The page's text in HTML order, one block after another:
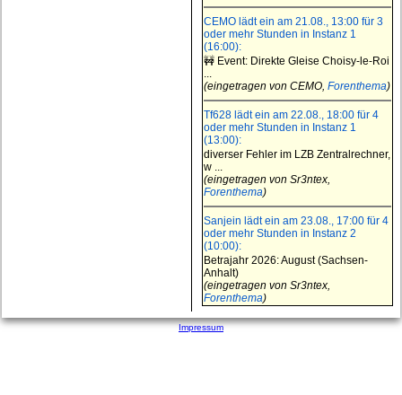
CEMO lädt ein am 21.08., 13:00 für 3
oder mehr Stunden in Instanz 1
(16:00):
🚧 Event: Direkte Gleise Choisy-le-Roi
...
(eingetragen von CEMO, Forenthema)
Tf628 lädt ein am 22.08., 18:00 für 4
oder mehr Stunden in Instanz 1
(13:00):
diverser Fehler im LZB Zentralrechner,
w ...
(eingetragen von Sr3ntex,
Forenthema)
Sanjein lädt ein am 23.08., 17:00 für 4
oder mehr Stunden in Instanz 2
(10:00):
Betrajahr 2026: August (Sachsen-
Anhalt)
(eingetragen von Sr3ntex,
Forenthema)
Impressum